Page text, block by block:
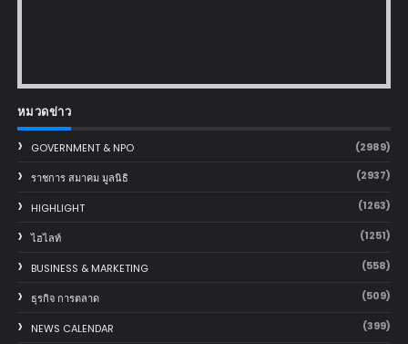
หมวดข่าว
GOVERNMENT & NPO (2989)
ราชการ สมาคม มูลนิธิ (2937)
HIGHLIGHT (1263)
ไฮไลท์ (1251)
BUSINESS & MARKETING (558)
ธุรกิจ การตลาด (509)
NEWS CALENDAR (399)